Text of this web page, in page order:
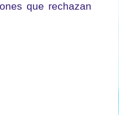
que rechazan